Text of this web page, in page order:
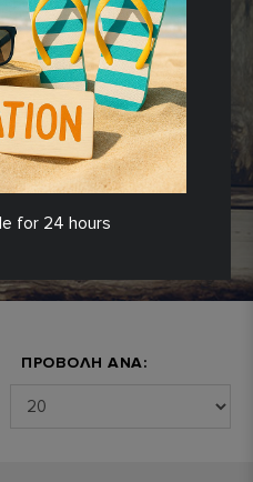
ΠΡΟΒΟΛΉ ΑΝΆ:
for 24 hours